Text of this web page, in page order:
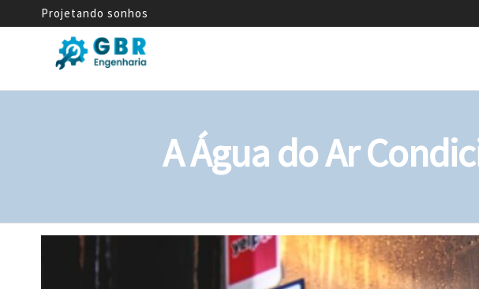
Projetando sonhos
Engenharia
A Água do Ar